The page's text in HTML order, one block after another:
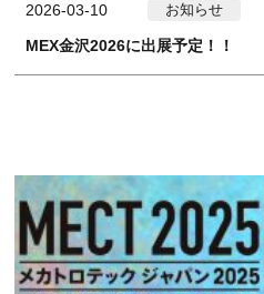
2026-03-10 お知らせ
MEX金沢2026に出展予定！！